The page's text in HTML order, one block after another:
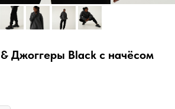
Джоггеры Black с начёсом